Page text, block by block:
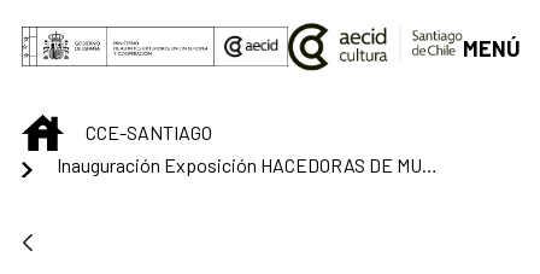
Saltar al contenido principal
MENÚ
INICIOCCE-SANTIAGO